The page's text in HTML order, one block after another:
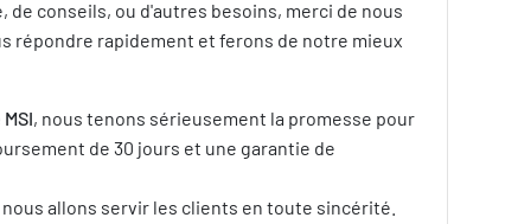
de conseils, ou d'autres besoins, merci de nous
répondre rapidement et ferons de notre mieux
, nous tenons sérieusement la promesse pour
de 30 jours et une garantie de
allons servir les clients en toute sincérité.